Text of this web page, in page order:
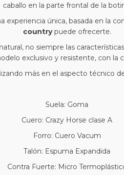
caballo en la parte frontal de la
experiencia única, basada en la
countrypuede ofrecerte.
no siempre las
exclusivo y resistente, con la
más en el aspecto técnico
Suela: Goma
Cuero: Crazy Horse clase A
Forro: Cuero Vacum
Talón: Espuma Expandida
Contra Fuerte: Micro